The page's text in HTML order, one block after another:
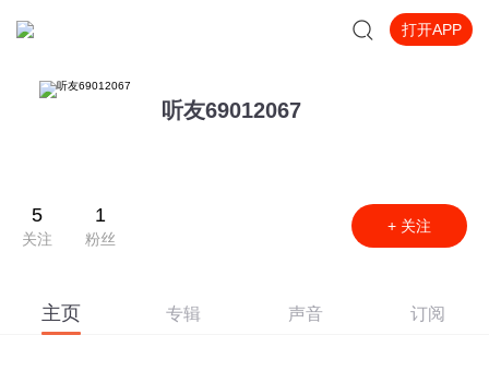
打开APP
听友69012067
5
关注
1
粉丝
+ 关注
主页 专辑 声音 订阅